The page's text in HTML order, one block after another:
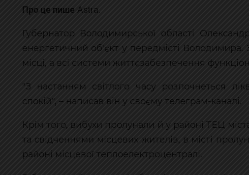
Про це пише Astra.
Губернатор Володимирської області
енергетичний об'єкт у передмісті
місці, а всі системи життєзабезпечення
"З настанням світлого часу розпочнеться
спокій", – написав він у своєму телеграм-каналі.
Крім того, вибухи пролунали й у районі ТЕЦ
та свідченнями місцевих жителів, в місті
районі місцевої теплоелектроцентралі.